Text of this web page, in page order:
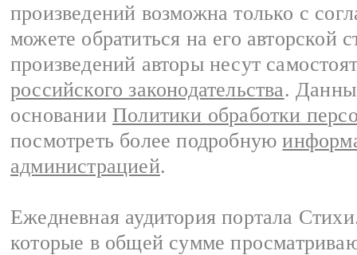
произведений возможна только с
можете обратиться на его авторской
произведений авторы несут
российского законодательства.
основании Политики обработки
посмотреть более подробную
администрацией.
Ежедневная аудитория портала
которые в общей сумме